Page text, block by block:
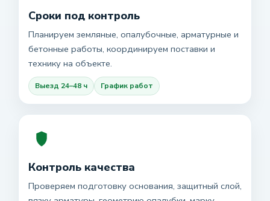
Сроки под контроль
Планируем земляные, опалубочные, арматурные и
бетонные работы, координируем поставки и
технику на объекте.
Выезд 24–48 ч График работ
Контроль качества
Проверяем подготовку основания, защитный слой,